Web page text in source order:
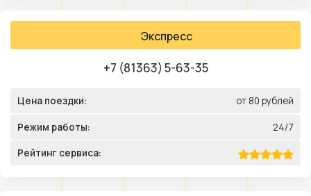
Экспресс
+7 (81363) 5-63-35
Цена поездки: от 80 рублей
Режим работы: 24/7
Рейтинг сервиса: